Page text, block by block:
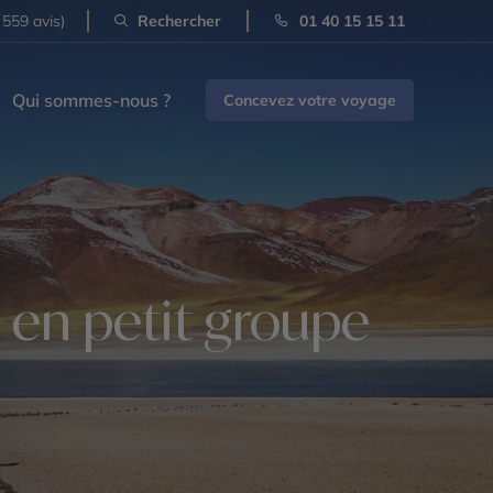
avis) Rechercher 01 40 15 15 11
Qui sommes-nous ? Concevez votre voyage
petit groupe